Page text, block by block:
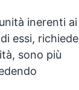
inerenti ai
essi, richiede
sono più